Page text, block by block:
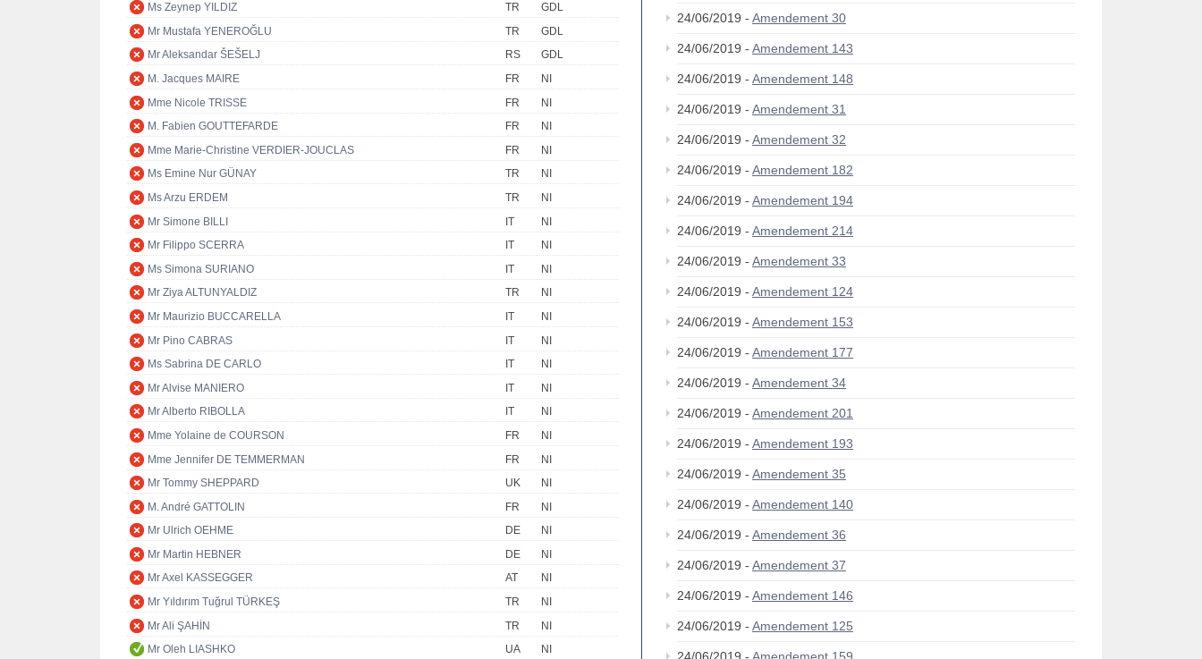
Ms Zeynep YILDIZ
TR
GDL
Mr Mustafa YENEROĞLU
TR
GDL
Mr Aleksandar ŠEŠELJ
RS
GDL
M. Jacques MAIRE
FR
NI
Mme Nicole TRISSE
FR
NI
M. Fabien GOUTTEFARDE
FR
NI
Mme Marie-Christine VERDIER-JOUCLAS
FR
NI
Ms Emine Nur GÜNAY
TR
NI
Ms Arzu ERDEM
TR
NI
Mr Simone BILLI
IT
NI
Mr Filippo SCERRA
IT
NI
Ms Simona SURIANO
IT
NI
Mr Ziya ALTUNYALDIZ
TR
NI
Mr Maurizio BUCCARELLA
IT
NI
Mr Pino CABRAS
IT
NI
Ms Sabrina DE CARLO
IT
NI
Mr Alvise MANIERO
IT
NI
Mr Alberto RIBOLLA
IT
NI
Mme Yolaine de COURSON
FR
NI
Mme Jennifer DE TEMMERMAN
FR
NI
Mr Tommy SHEPPARD
UK
NI
M. André GATTOLIN
FR
NI
Mr Ulrich OEHME
DE
NI
Mr Martin HEBNER
DE
NI
Mr Axel KASSEGGER
AT
NI
Mr Yıldırım Tuğrul TÜRKEŞ
TR
NI
Mr Ali ŞAHİN
TR
NI
Mr Oleh LIASHKO
UA NI
24/06/2019 - Amendement 30
24/06/2019 - Amendement 143
24/06/2019 - Amendement 148
24/06/2019 - Amendement 31
24/06/2019 - Amendement 32
24/06/2019 - Amendement 182
24/06/2019 - Amendement 194
24/06/2019 - Amendement 214
24/06/2019 - Amendement 33
24/06/2019 - Amendement 124
24/06/2019 - Amendement 153
24/06/2019 - Amendement 177
24/06/2019 - Amendement 34
24/06/2019 - Amendement 201
24/06/2019 - Amendement 193
24/06/2019 - Amendement 35
24/06/2019 - Amendement 140
24/06/2019 - Amendement 36
24/06/2019 - Amendement 37
24/06/2019 - Amendement 146
24/06/2019 - Amendement 125